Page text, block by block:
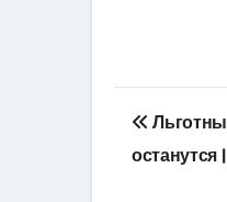
по